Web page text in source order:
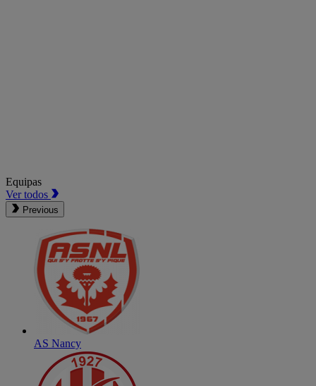
Equipas
Ver todos
Previous
AS Nancy